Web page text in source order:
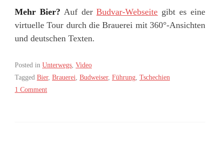
Mehr Bier? Auf derBudvar-Webseite gibt es eine
virtuelle Tour durch die Brauerei mit 360°-Ansichten
und deutschen Texten.
Posted in Unterwegs Video
Tagged Bier, Brauerei Budweiser, Führung Tschechien
1 Comment